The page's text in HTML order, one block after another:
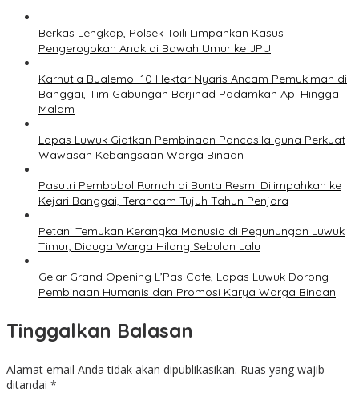
Berkas Lengkap, Polsek Toili Limpahkan Kasus
Pengeroyokan Anak di Bawah Umur ke JPU
Karhutla Bualemo 10 Hektar Nyaris Ancam Pemukiman di
Banggai, Tim Gabungan Berjihad Padamkan Api Hingga
Malam
Lapas Luwuk Giatkan Pembinaan Pancasila guna Perkuat
Wawasan Kebangsaan Warga Binaan
Pasutri Pembobol Rumah di Bunta Resmi Dilimpahkan ke
Kejari Banggai, Terancam Tujuh Tahun Penjara
Petani Temukan Kerangka Manusia di Pegunungan Luwuk
Timur, Diduga Warga Hilang Sebulan Lalu
Gelar Grand Opening L’Pas Cafe, Lapas Luwuk Dorong
Pembinaan Humanis dan Promosi Karya Warga Binaan
Tinggalkan Balasan
Alamat email Anda tidak akan dipublikasikan. Ruas yang wajib
ditandai *